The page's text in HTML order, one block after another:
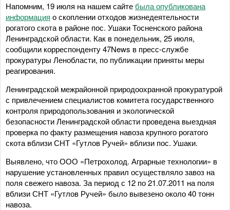
Напомним, 19 июля на нашем сайтебыла опубликована
информация о скоплении отходов жизнедеятельности
рогатого скота в районе пос. Ушаки Тосненского района
Ленинградской области. Как в понедельник, 25 июля,
сообщили корреспонденту 47News в пресс-службе
прокуратуры Ленобласти, по публикации приняты меры
реагирования.
Ленинградской межрайонной природоохранной прокуратурой
с привлечением специалистов комитета государственного
контроля природопользования и экологической
безопасности Ленинградской области проведена выездная
проверка по факту размещения навоза крупного рогатого
скота вблизи СНТ «Гутлов Ручей» вблизи пос. Ушаки.
Выявлено, что ООО «Петрохолод. Аграрные технологии» в
нарушение установленных правил осуществляло завоз на
поля свежего навоза. За период с 12 по 21.07.2011 на поля
вблизи СНТ «Гутлов Ручей» было вывезено около 40 тонн
навоза.